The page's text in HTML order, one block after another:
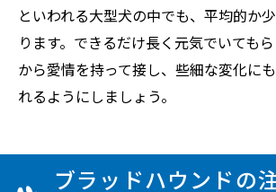
といわれる大型犬の中でも、平均的か
ります。できるだけ長く元気でいても
から愛情を持って接し、些細な変化に
れるようにしましょう。
ブラッドハウンドの